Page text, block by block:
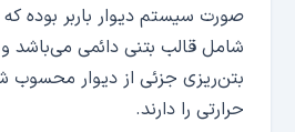
صورت سیستم دیوار باربر بوده
شامل قالب بتنی دائمی می‌باشد
بتن‌ریزی جزئی از دیوار
حرارتی را دارند.